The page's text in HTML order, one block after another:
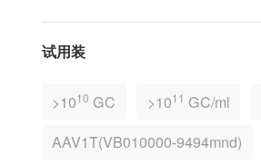
试用装
>1010 GC >1011 GC/ml
AAV1T(VB010000-9494mnd)